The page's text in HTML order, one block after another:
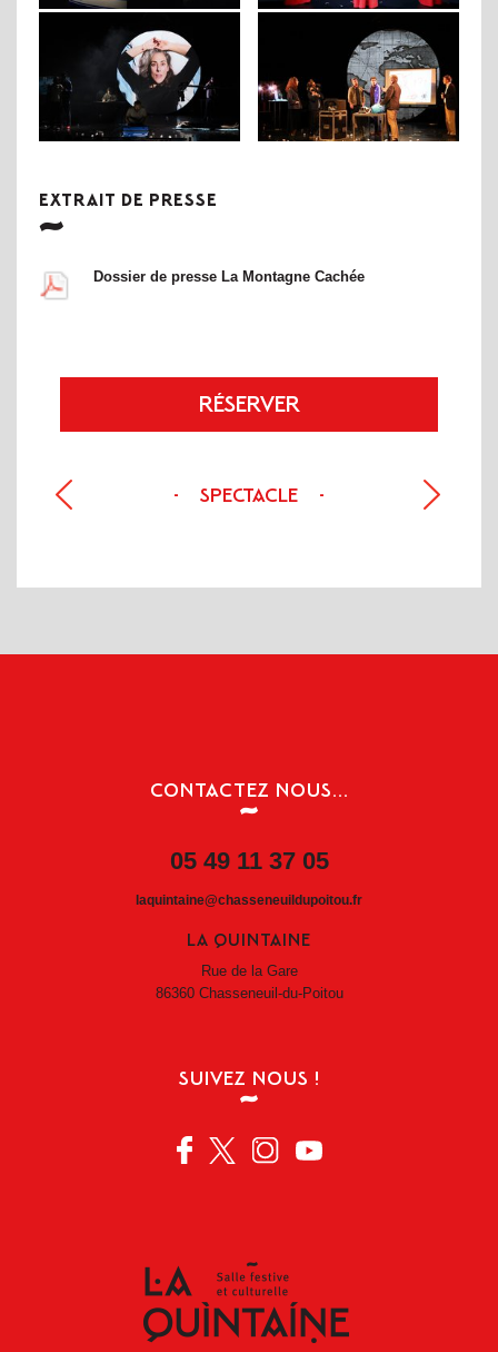
EXTRAIT DE PRESSE
Dossier de presse La Montagne Cachée
RÉSERVER
- SPECTACLE -
CONTACTEZ NOUS...
05 49 11 37 05
laquintaine@chasseneuildupoitou.fr
LA QUINTAINE
Rue de la Gare
86360 Chasseneuil-du-Poitou
SUIVEZ NOUS !